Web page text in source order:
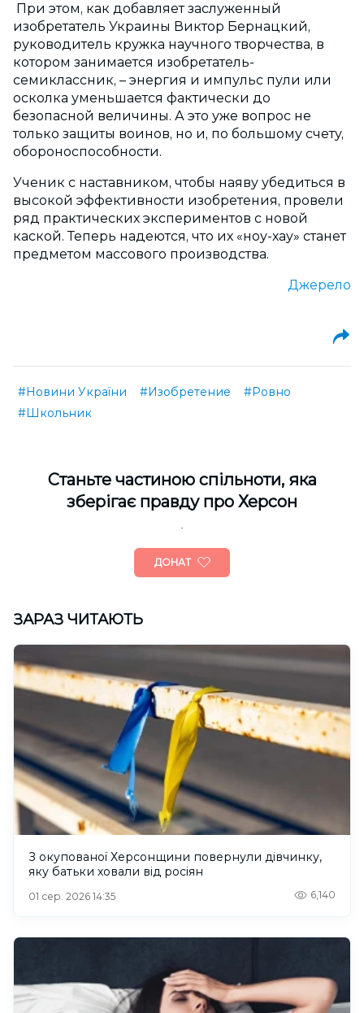
При этом, как добавляет заслуженный
изобретатель Украины Виктор Бернацкий,
руководитель кружка научного творчества, в
котором занимается изобретатель-
семиклассник, – энергия и импульс пули или
осколка уменьшается фактически до
безопасной величины. А это уже вопрос не
только защиты воинов, но и, по большому счету,
обороноспособности.
Ученик с наставником, чтобы наяву убедиться в
высокой эффективности изобретения, провели
ряд практических экспериментов с новой
каской. Теперь надеются, что их «ноу-хау» станет
предметом массового производства.
Джерело
#Новини України #Изобретение
#Ровно
#Школьник
Cтаньте частиною спільноти, яка
зберігає правду про Херсон
ДОНАТ
ЗАРАЗ ЧИТАЮТЬ
З окупованої Херсонщини повернули дівчинку,
яку батьки ховали від росіян
01 сер. 2026 14:35 6,140